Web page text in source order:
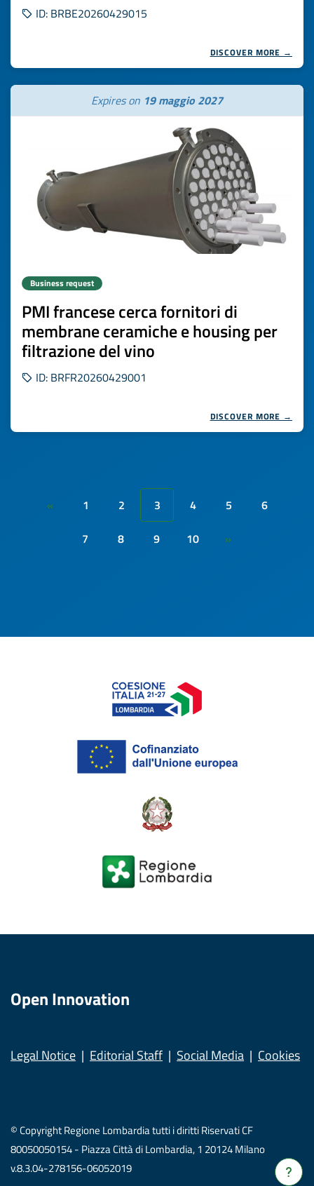
Verrà
ID: BRBE20260429015
DISCOVER MORE →
Expires on 19 maggio 2027
Business request
PMI francese cerca fornitori di
membrane ceramiche e housing per
filtrazione del vino
ID: BRFR20260429001
DISCOVER MORE →
« 1 2 3 4 5
6
7
8 9 10 »
Open Innovation
Legal Notice Editorial Staff Social Media Cookies
© Copyright Regione Lombardia tutti i diritti Riservati CF
80050050154 - Piazza Città di Lombardia, 1 20124 Milano
v.8.3.04-278156-06052019